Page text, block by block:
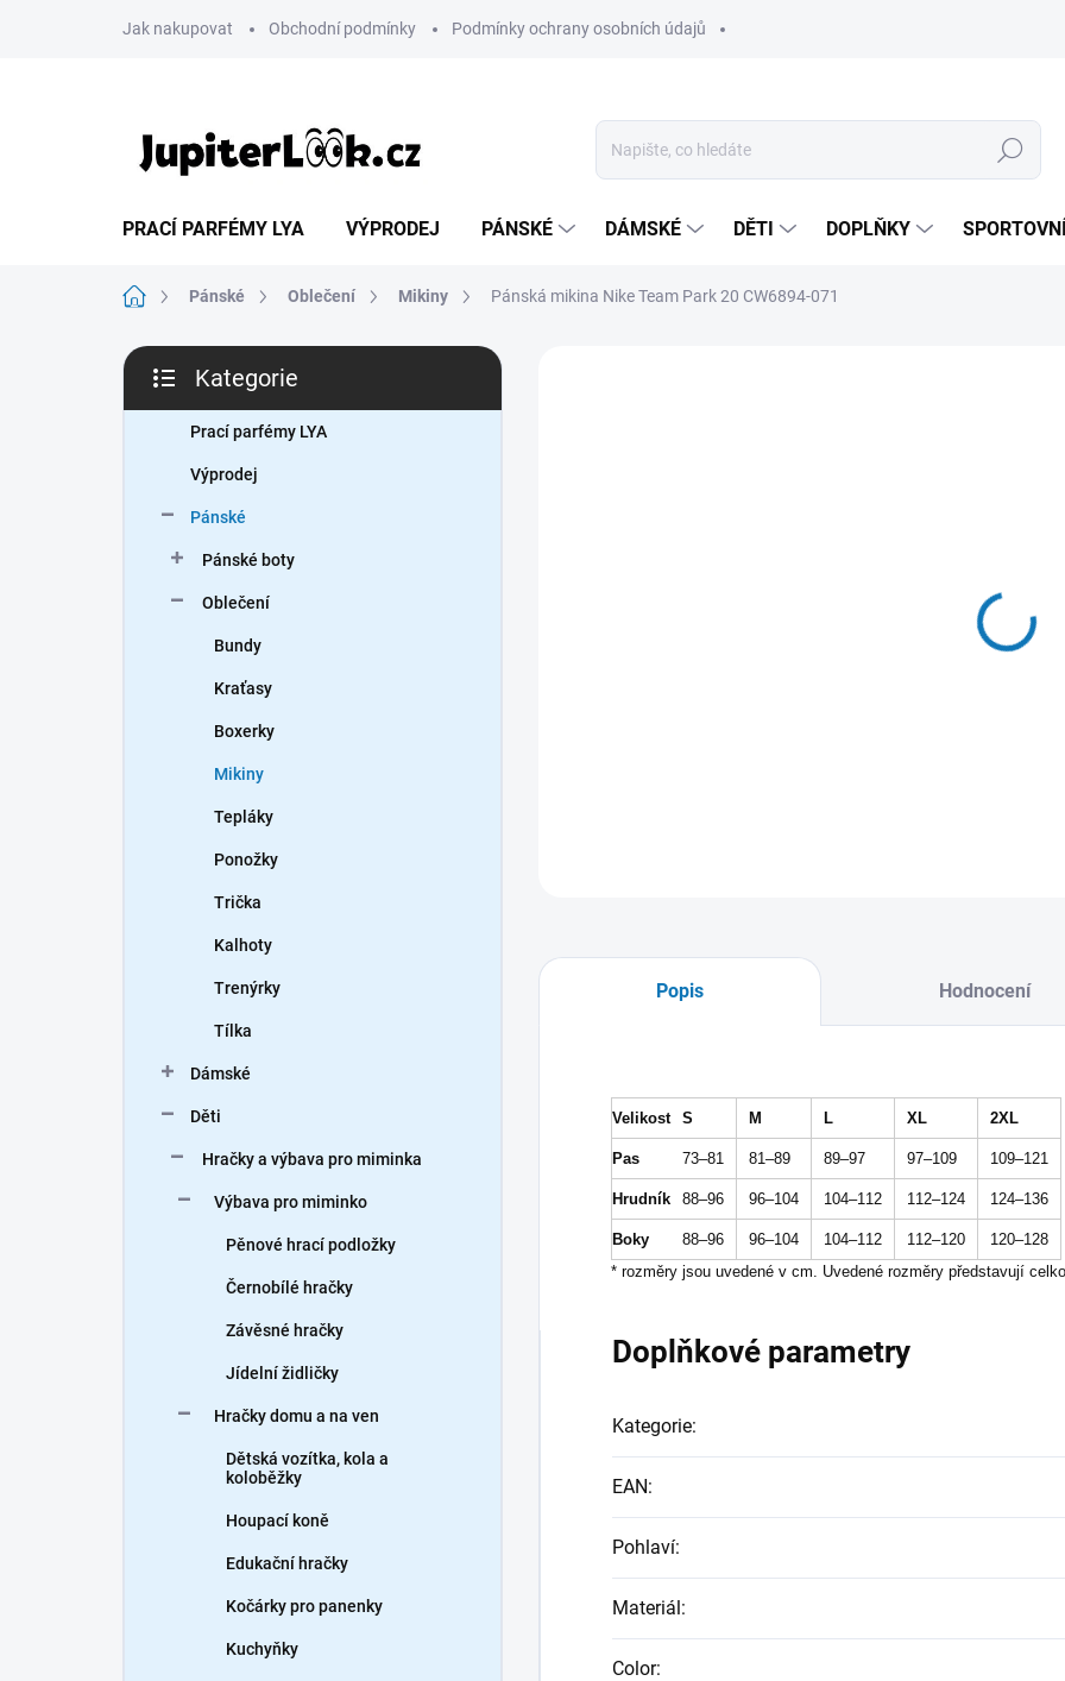
Jak nakupovat Obchodní podmínky Podmínky ochrany osobních údajů
Hledat
PRACÍ PARFÉMY LYA VÝPRODEJ PÁNSKÉ DÁMSKÉ DĚTI DOPLŇKY
Domů Pánské Oblečení Mikiny Pánská mikina Nike Team Park 20 CW6894-071
P
s
kategorie
Kategorie
Prací parfémy LYA
Výprodej
Pánské
Pánské boty
Oblečení
Bundy
Kraťasy
Boxerky
Mikiny
Tepláky
Ponožky
Trička
Kalhoty
Trenýrky
Tílka
Dámské
Děti
Hračky a výbava pro miminka
Výbava pro miminko
Pěnové hrací podložky
Černobílé hračky
Závěsné hračky
Jídelní židličky
Hračky domu a na ven
Dětská vozítka, kola a
koloběžky
Houpací koně
Edukační hračky
Kočárky pro panenky
Kuchyňky
Popis Hodnocení
Velikost S M L XL 2XL
Pas 73–81 81–89 89–97 97–109 109–121
Hrudník 88–96 96–104 104–112 112–124 124–136
Boky 88–96 96–104 104–112 112–120
120–128
* rozměry jsou uvedené v cm. Uvedené rozměry představují
Doplňkové parametry
Kategorie:
EAN:
Pohlaví:
Materiál:
Color: